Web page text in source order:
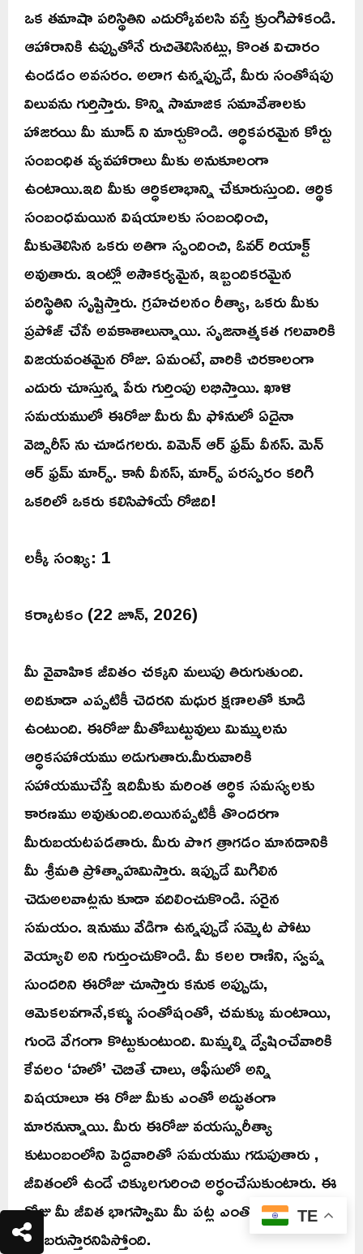
ఒక తమాషా పరిస్థితిని ఎదుర్కోవలసి వస్తే క్రుంగిపోకండి.
ఆహారానికి ఉప్పుతోనే రుచితెలిసినట్లు, కొంత విచారం
ఉండడం అవసరం. అలాగ ఉన్నప్పుడే, మీరు సంతోషపు
విలువను గుర్తిస్తారు. కొన్ని సామాజిక సమావేశాలకు
హాజరయి మీ మూడ్ ని మార్చుకొండి. ఆర్ధికపరమైన కోర్టు
సంబంధిత వ్యవహారాలు మీకు అనుకూలంగా
ఉంటాయి.ఇది మీకు ఆర్ధికలాభాన్ని చేకూరుస్తుంది. ఆర్థిక
సంబంధమయిన విషయాలకు సంబంధించి,
మీకుతెలిసిన ఒకరు అతిగా స్పందించి, ఓవర్ రియాక్ట్
అవుతారు. ఇంట్లో అసౌకర్యమైన, ఇబ్బందికరమైన
పరిస్థితిని సృష్టిస్తారు. గ్రహచలనం రీత్యా, ఒకరు మీకు
ప్రపోజ్ చేసే అవకాశాలున్నాయి. సృజనాత్మకత గలవారికి
విజయవంతమైన రోజు. ఏమంటే, వారికి చిరకాలంగా
ఎదురు చూస్తున్న పేరు గుర్తింపు లభిస్తాయి. ఖాళి
సమయములో ఈరోజు మీరు మీ ఫోనులో ఏదైనా
వెబ్సిరీస్ ను చూడగలరు. విమెన్ ఆర్ ఫ్రమ్ వీనస్. మెన్
ఆర్ ఫ్రమ్ మార్స్. కానీ వీనస్, మార్స్ పరస్పరం కరిగి
ఒకరిలో ఒకరు కలిసిపోయే రోజిది!
లక్కీ సంఖ్య: 1
కర్కాటకం (22 జూన్, 2026)
మీ వైవాహిక జీవితం చక్కని మలుపు తిరుగుతుంది.
అదికూడా ఎప్పటికీ చెదరని మధుర క్షణాలతో కూడి
ఉంటుంది. ఈరోజు మీతోబుట్టువులు మిమ్ములను
ఆర్ధికసహాయము అడుగుతారు.మీరువారికి
సహాయముచేస్తే ఇదిమీకు మరింత ఆర్ధిక సమస్యలకు
కారణము అవుతుంది.అయినప్పటికీ తొందరగా
మీరుబయటపడతారు. మీరు పొగ త్రాగడం మానడానికి
మీ శ్రీమతి ప్రోత్సాహమిస్తారు. ఇప్పుడే మిగిలిన
చెడుఅలవాట్లను కూడా వదిలించుకొండి. సరైన
సమయం. ఇనుము వేడిగా ఉన్నప్పుడే సమ్మెట పోటు
వెయ్యాలి అని గుర్తుంచుకొండి. మీ కలల రాణిని, స్వప్న
సుందరిని ఈరోజు చూస్తారు కనుక అప్పుడు,
ఆమెకలవగానే,కళ్ళు సంతోషంతో, చమక్కు మంటాయి,
గుండె వేగంగా కొట్టుకుంటుంది. మిమ్మల్ని ద్వేషించేవారికి
కేవలం ‘హలో’ చెబితే చాలు, ఆఫీసులో అన్ని
విషయాలూ ఈ రోజు మీకు ఎంతో అద్భుతంగా
మారనున్నాయి. మీరు ఈరోజు వయస్సురీత్యా
కుటుంబంలోని పెద్దవారితో సమయము గడుపుతారు ,
జీవితంలో ఉండే చిక్కులగురించి అర్ధంచేసుకుంటారు. ఈ
రోజు మీ జీవిత భాగస్వామి మీ పట్ల ఎంతో శ్రద్ధ
కనబరుస్తారనిపిస్తోంది.
TE